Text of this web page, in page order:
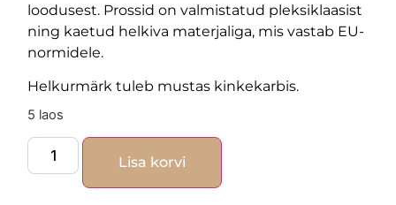
loodusest. Prossid on valmistatud pleksiklaasist
ning kaetud helkiva materjaliga, mis vastab EU-
normidele.
Helkurmärk tuleb mustas kinkekarbis.
5 laos
Lisa korvi